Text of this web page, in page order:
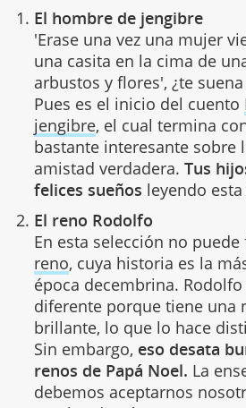
El hombre de jengibre
'Erase una vez una mujer
una casita en la cima de
arbustos y flores', ¿te
Pues es el inicio del cuento
jengibre, el cual termina
bastante interesante sobre
amistad verdadera. Tus
felices sueños leyendo
El reno Rodolfo
En esta selección no puede
reno, cuya historia es la
época decembrina.
diferente porque tiene una
brillante, lo que lo hace
Sin embargo, eso desata
renos de Papá Noel. La
debemos aceptarnos